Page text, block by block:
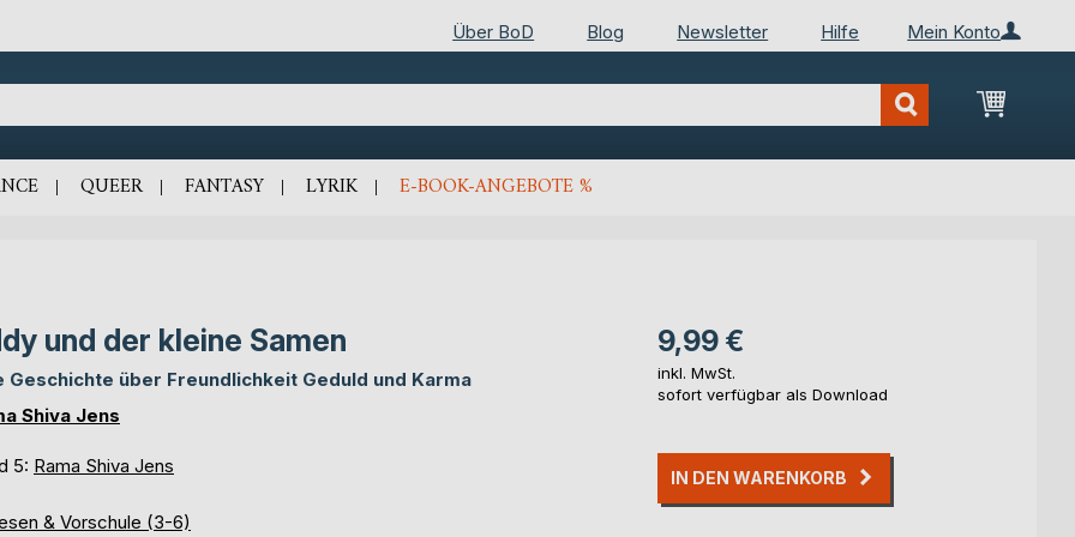
Mein Konto
Über BoD Blog Newsletter Hilfe
Mein
QUEER FANTASY LYRIK E-BOOK-ANGEBOTE %
und der kleine Samen
Geschichte über Freundlichkeit Geduld und Karma
Shiva Jens
5: Rama Shiva Jens
& Vorschule (3-6)
9,99 €
inkl. MwSt.
sofort verfügbar als Download
IN DEN WARENKORB